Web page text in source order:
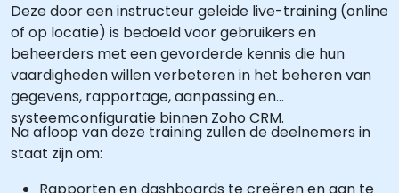
Deze door een instructeur geleide live-training (online
of op locatie) is bedoeld voor gebruikers en
beheerders met een gevorderde kennis die hun
vaardigheden willen verbeteren in het beheren van
gegevens, rapportage, aanpassing en
systeemconfiguratie binnen Zoho CRM.
Na afloop van deze training zullen de deelnemers in
staat zijn om: